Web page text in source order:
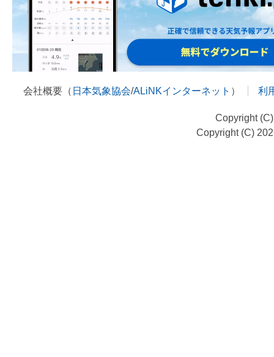
会社概要（ 日本気象協会/ALiNKインターネット ） 利
Copyright
Copyright (C)